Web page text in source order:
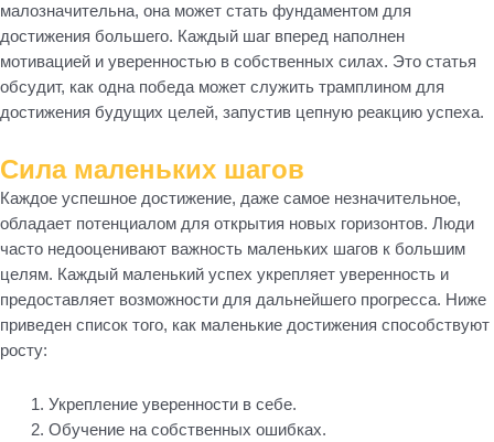
малозначительна, она может стать фундаментом для
достижения большего. Каждый шаг вперед наполнен
мотивацией и уверенностью в собственных силах. Это статья
обсудит, как одна победа может служить трамплином для
достижения будущих целей, запустив цепную реакцию успеха.
Сила маленьких шагов
Каждое успешное достижение, даже самое незначительное,
обладает потенциалом для открытия новых горизонтов. Люди
часто недооценивают важность маленьких шагов к большим
целям. Каждый маленький успех укрепляет уверенность и
предоставляет возможности для дальнейшего прогресса. Ниже
приведен список того, как маленькие достижения способствуют
росту:
Укрепление уверенности в себе.
Обучение на собственных ошибках.